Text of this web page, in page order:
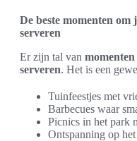
De beste momenten
serveren
Er zijn tal van
serveren. Het is een
Tuinfeestjes met
Barbecues waar
Picnics in het park
Ontspanning op